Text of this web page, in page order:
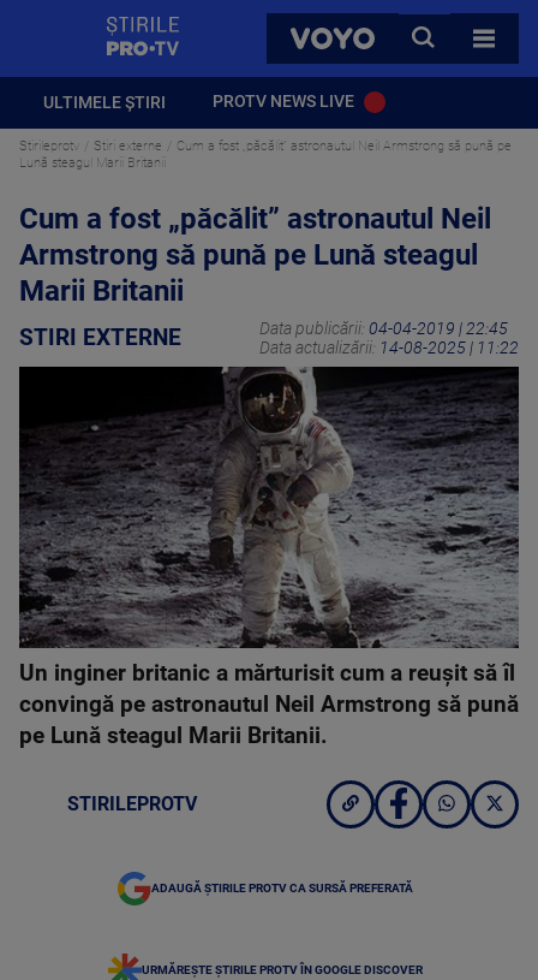
VOYO
CAUTA
TOATE
ULTIMELE ȘTIRI PROTV NEWS LIVE
Stirileprotv Stiri externe
Cum a fost „păcălit” astronautul Neil Armstrong să pună pe
Lună steagul Marii Britanii
Cum a fost „păcălit” astronautul Neil
Armstrong să pună pe Lună steagul
Marii Britanii
STIRI EXTERNE Data publicării: 04-04-2019 | 22:45
Data actualizării: 14-08-2025 | 11:22
Un inginer britanic a mărturisit cum a reușit să îl
convingă pe astronautul Neil Armstrong să pună
pe Lună steagul Marii Britanii.
STIRILEPROTV
ADAUGĂ ȘTIRILE PROTV CA SURSĂ PREFERATĂ
URMĂREȘTE ȘTIRILE PROTV ÎN GOOGLE DISCOVER